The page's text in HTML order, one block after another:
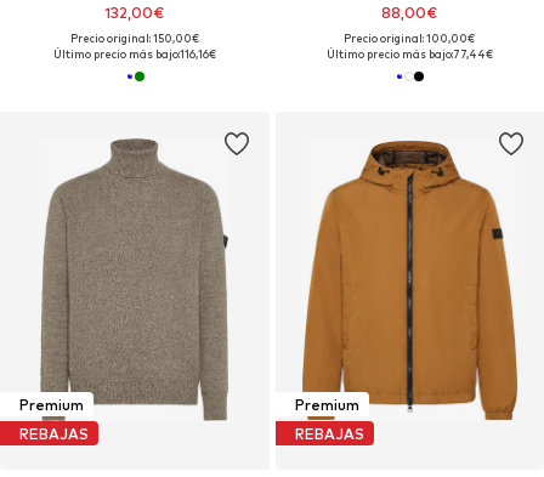
132,00€
Precio original: 150,00€
Último precio más bajo:116,16€
88,00€
Precio original: 100,00€
Último precio más bajo:77,44€
Premium
REBAJAS
Premium
REBAJAS